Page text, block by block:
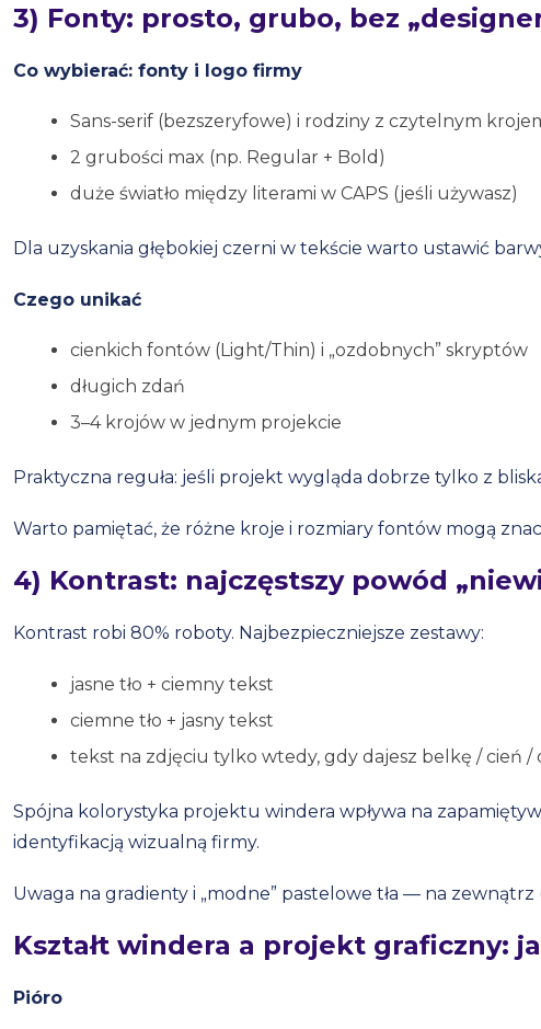
3) Fonty: prosto, grubo, bez
Co wybierać: fonty i logo firmy
Sans-serif (bezszeryfowe) i rodziny z czytelnym
2 grubości max (np. Regular + Bold)
duże światło między literami w CAPS (jeśli używasz)
Dla uzyskania głębokiej czerni w tekście warto ustawić
Czego unikać
cienkich fontów (Light/Thin) i „ozdobnych” skryptów
długich zdań
3–4 krojów w jednym projekcie
Praktyczna reguła: jeśli projekt wygląda dobrze tylko z
Warto pamiętać, że różne kroje i rozmiary fontów mogą
4) Kontrast: najczęstszy powód
Kontrast robi 80% roboty. Najbezpieczniejsze zestawy:
jasne tło + ciemny tekst
ciemne tło + jasny tekst
tekst na zdjęciu tylko wtedy, gdy dajesz belkę / cień /
Spójna kolorystyka projektu windera wpływa na
identyfikacją wizualną firmy.
Uwaga na gradienty i „modne” pastelowe tła — na zewnątrz
Kształt windera a projekt graficzny:
Pióro